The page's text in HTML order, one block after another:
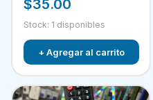
$35.00
Stock: 1 disponibles
+ Agregar al carrito